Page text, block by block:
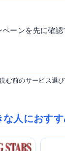
ーンを先に確
む前のサービス選
な人におす